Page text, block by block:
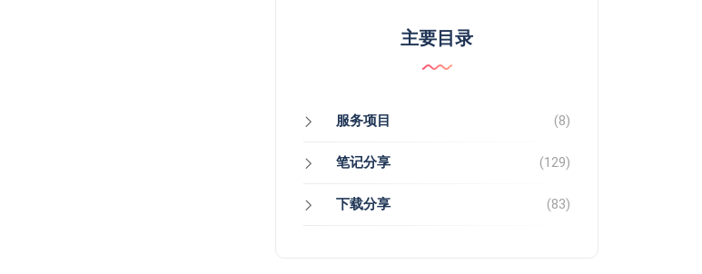
主要目录
服务项目 (8)
笔记分享 (129)
下载分享 (83)